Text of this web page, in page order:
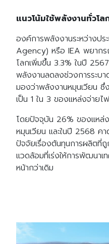
แนวโน้มใช้พลังงานทั่วโ
องค์การพลังงานระหว่างป
Agency) หรือ IEA พยาก
โลกเพิ่มขึ้น 3.3% ในปี
พลังงานลดลงช่วงการระบ
มองว่าพลังงานหมุนเวียน ซึ่
เป็น 1 ใน 3 ของแหล่งจ่ายไ
โดยปัจจุบัน 26% ของแหล่
หมุนเวียน และในปี 2568 ค
ปัจจัยเรื่องต้นทุนการผลิตที่
แวดล้อมที่เร่งให้การพัฒนาเ
หน้ากว่าเดิม